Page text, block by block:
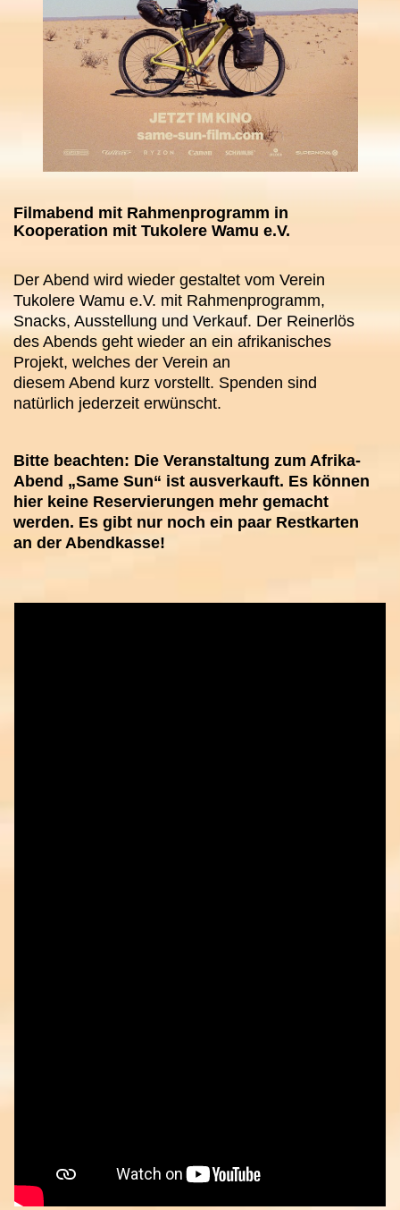
Filmabend mit Rahmenprogramm in
Kooperation mit Tukolere Wamu e.V.
Der Abend wird wieder gestaltet vom Verein
Tukolere Wamu e.V. mit Rahmenprogramm,
Snacks, Ausstellung und Verkauf. Der Reinerlös
des Abends geht wieder an ein afrikanisches
Projekt, welches der Verein an
diesem Abend kurz vorstellt. Spenden sind
natürlich jederzeit erwünscht.
Bitte beachten: Die Veranstaltung zum Afrika-
Abend „Same Sun“ ist ausverkauft. Es können
hier keine Reservierungen mehr gemacht
werden. Es gibt nur noch ein paar Restkarten
an der Abendkasse!